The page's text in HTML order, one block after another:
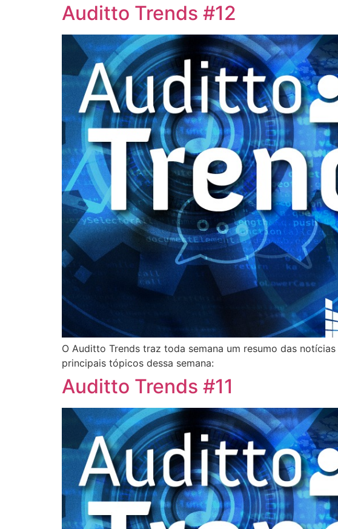
Auditto Trends #12
O Auditto Trends traz toda semana um resumo das
principais tópicos dessa semana:
Auditto Trends #11